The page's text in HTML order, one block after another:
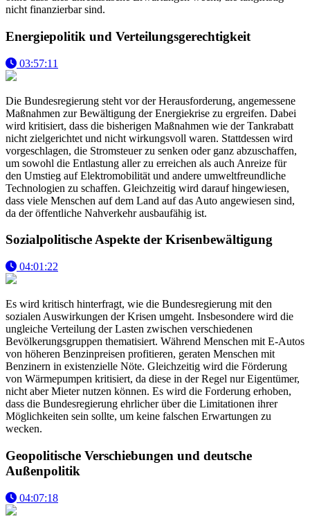
nicht finanzierbar sind.
Energiepolitik und Verteilungsgerechtigkeit
03:57:11
Die Bundesregierung steht vor der Herausforderung, angemessene
Maßnahmen zur Bewältigung der Energiekrise zu ergreifen. Dabei
wird kritisiert, dass die bisherigen Maßnahmen wie der Tankrabatt
nicht zielgerichtet und nicht wirkungsvoll waren. Stattdessen wird
vorgeschlagen, die Stromsteuer zu senken oder ganz abzuschaffen,
um sowohl die Entlastung aller zu erreichen als auch Anreize für
den Umstieg auf Elektromobilität und andere umweltfreundliche
Technologien zu schaffen. Gleichzeitig wird darauf hingewiesen,
dass viele Menschen auf dem Land auf das Auto angewiesen sind,
da der öffentliche Nahverkehr ausbaufähig ist.
Sozialpolitische Aspekte der Krisenbewältigung
04:01:22
Es wird kritisch hinterfragt, wie die Bundesregierung mit den
sozialen Auswirkungen der Krisen umgeht. Insbesondere wird die
ungleiche Verteilung der Lasten zwischen verschiedenen
Bevölkerungsgruppen thematisiert. Während Menschen mit E-Autos
von höheren Benzinpreisen profitieren, geraten Menschen mit
Benzinern in existenzielle Nöte. Gleichzeitig wird die Förderung
von Wärmepumpen kritisiert, da diese in der Regel nur Eigentümer,
nicht aber Mieter nutzen können. Es wird die Forderung erhoben,
dass die Bundesregierung ehrlicher über die Limitationen ihrer
Möglichkeiten sein sollte, um keine falschen Erwartungen zu
wecken.
Geopolitische Verschiebungen und deutsche
Außenpolitik
04:07:18